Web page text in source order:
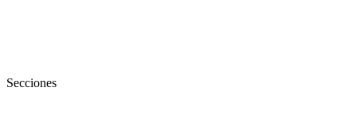
Secciones